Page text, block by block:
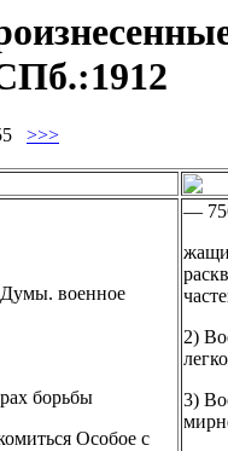
>>>
военное
борьбы
Особое с
—
2)
3)